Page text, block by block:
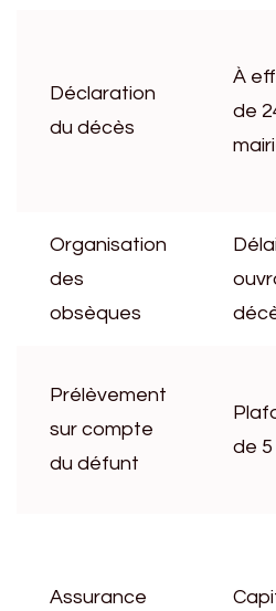
Déclaration
du décès
À
de
Organisation
des
obsèques
Prélèvement
sur compte
du défunt
de 5
Assurance